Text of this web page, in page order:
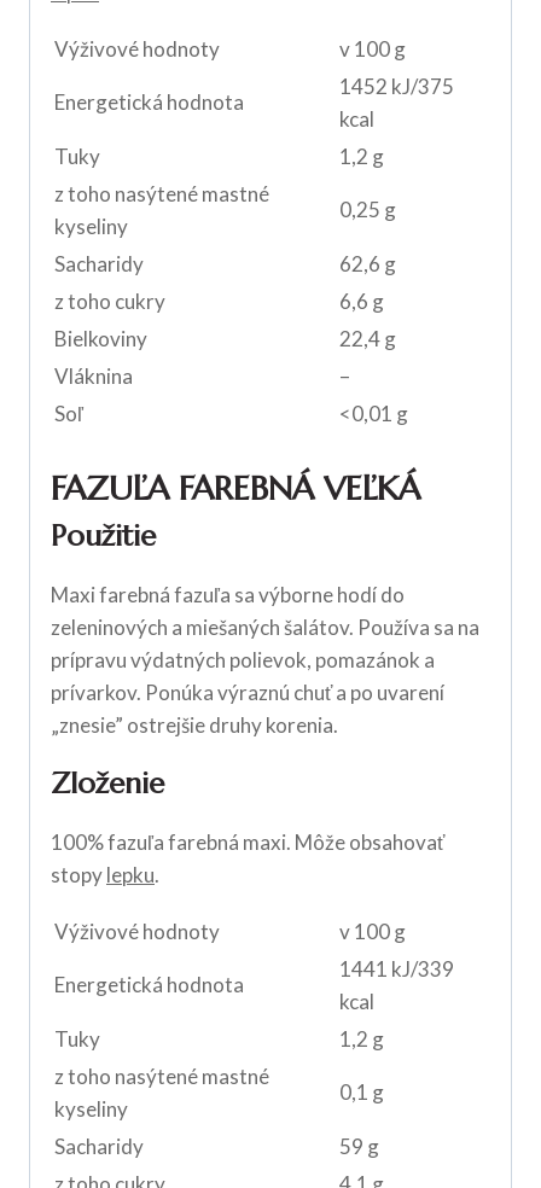
Výživové hodnoty v 100 g
Energetická hodnota
1452 kJ/375
kcal
Tuky
1,2 g
z toho nasýtené mastné
kyseliny
0,25 g
Sacharidy
62,6 g
z toho cukry
6,6 g
Bielkoviny
22,4 g
Vláknina
–
Soľ
<0,01 g
FAZUĽA FAREBNÁ VEĽKÁ
Použitie
Maxi farebná fazuľa sa výborne hodí do
zeleninových a miešaných šalátov. Používa sa na
prípravu výdatných polievok, pomazánok a
prívarkov. Ponúka výraznú chuť a po uvarení
„znesie” ostrejšie druhy korenia.
Zloženie
100% fazuľa farebná maxi. Môže obsahovať
stopylepku.
Výživové hodnoty v 100 g
Energetická hodnota
1441 kJ/339
kcal
Tuky
1,2 g
z toho nasýtené mastné
kyseliny
0,1 g
Sacharidy
59 g